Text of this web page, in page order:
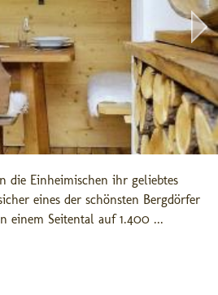
die Einheimischen ihr geliebtes
eines der schönsten Bergdörfer
einem Seitental auf 1.400 ...